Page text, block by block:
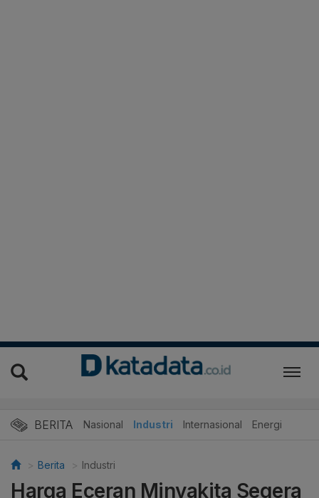
BERITA Nasional Industri Internasional Energi
Berita Industri
Harga Eceran Minyakita Segera